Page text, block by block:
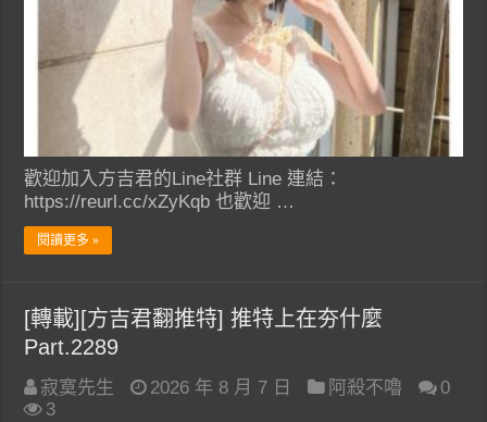
歡迎加入方吉君的Line社群 Line 連結：
https://reurl.cc/xZyKqb 也歡迎 …
閱讀更多 »
[轉載][方吉君翻推特] 推特上在夯什麼
Part.2289
寂寞先生 2026 年 8 月 7 日 阿殺不嚕
0
3